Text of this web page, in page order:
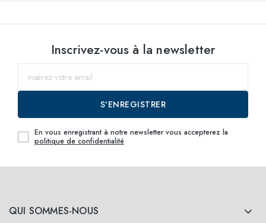
QUI SOMMES-NOUS
Inscrivez-vous à la newsletter
S'ENREGISTRER
En vous enregistrant à notre newsletter vous accepterez la
politique de confidentialité